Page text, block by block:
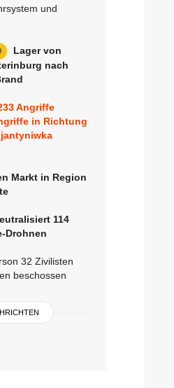
und
Lager von
nach
Angriffe
in Richtung
Markt in Region
114
Drohnen
32 Zivilisten
beschossen